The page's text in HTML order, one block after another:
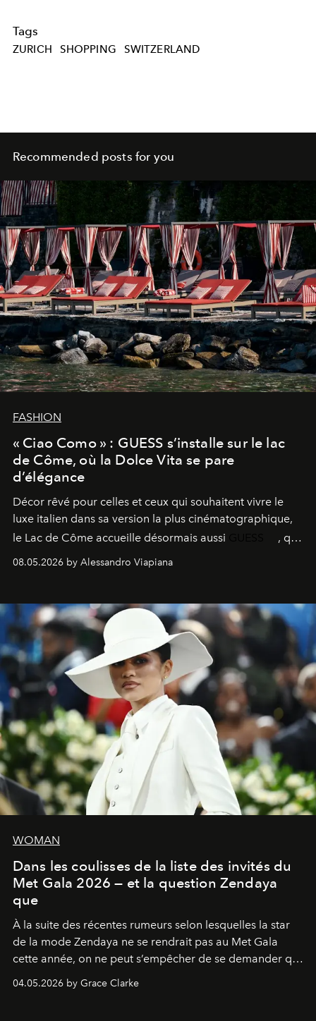
Tags
ZURICH SHOPPING SWITZERLAND
Recommended posts for you
FASHION
« Ciao Como » : GUESS s’installe sur le lac
de Côme, où la Dolce Vita se pare
d’élégance
Décor rêvé pour celles et ceux qui souhaitent vivre le
luxe italien dans sa version la plus cinématographique,
le Lac de Côme accueille désormais aussi
, qui
signe un takeover entre boutiques, hôtels, bateaux et
fragrances. L’une des opérations de style les plus
08.05.2026 by Alessandro Viapiana
WOMAN
Dans les coulisses de la liste des invités du
Met Gala 2026 — et la question Zendaya
que
À la suite des récentes rumeurs selon lesquelles la star
de la mode Zendaya ne se rendrait pas au Met Gala
cette année, on ne peut s’empêcher de se demander qui
sera présent.
04.05.2026 by Grace Clarke